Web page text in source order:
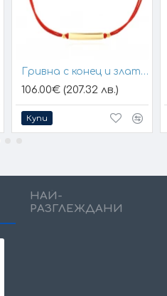
Гривна с конец и златна плочка за гравиране
106.00€ (207.32 лв.)
Купи
НАЙ-
РАЗГЛЕЖДАНИ